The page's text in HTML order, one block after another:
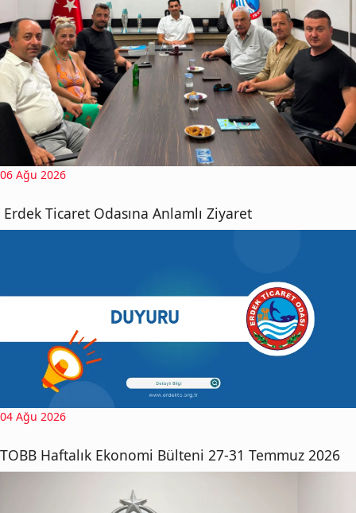
06 Ağu 2026
Erdek Ticaret Odasına Anlamlı Ziyaret
04 Ağu 2026
TOBB Haftalık Ekonomi Bülteni 27-31 Temmuz 2026